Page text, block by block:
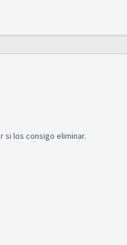
si los consigo eliminar.